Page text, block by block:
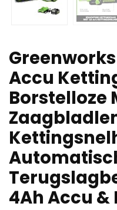
Greenworks
Accu
Borstelloze
4Ah Accu &